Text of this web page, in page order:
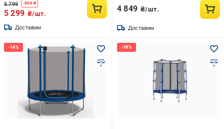
5 799 -500₴
5 299 ₴/шт.
Доставим
4 849 ₴/шт.
Доставим